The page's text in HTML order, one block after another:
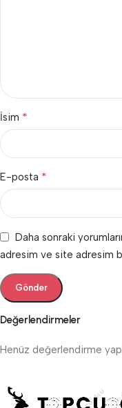
Değerlendirmeler
Henüz değerlendirme
İsim *
E-posta *
Daha sonraki
adresim ve site adresim